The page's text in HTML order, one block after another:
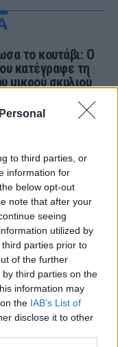
to third parties, or
information for
below opt-out
note that after your
seeing
utilized by
parties prior to
of the further
third parties on the
information may
the IAB’s List of
disclose it to other
το κουτάβι: Ο
κατέγραφε τη
μικρού σκυλιού
να πάω να επέμβω,
κάποιον
μέρος όπου υπάρχει
επικίνδυνο» λέει
ο διδάκτορας
Θεόδωρος Κομηνός
έξι λυκόπουλα
Ρεάλ Μαδρίτης ο
νέο
ο
Ρομάνο ο